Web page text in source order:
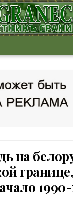
на